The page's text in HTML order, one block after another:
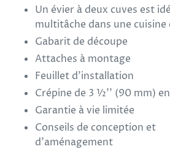
Un évier à deux cuves est
multitâche dans une cuisine
Gabarit de découpe
Attaches à montage
Feuillet d'installation
Crépine de 3 ½'' (90 mm)
Garantie à vie limitée
Conseils de conception et
d'aménagement